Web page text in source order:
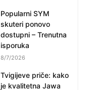
Popularni SYM
skuteri ponovo
dostupni – Trenutna
isporuka
8/7/2026
Tvigijeve priče: kako
je kvalitetna Jawa